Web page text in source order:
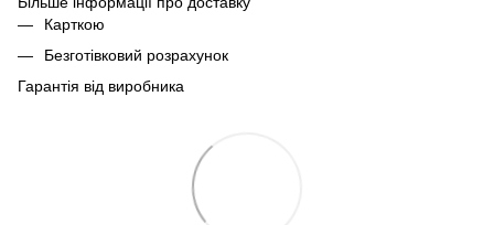
Карткою
Безготівковий розрахунок
Гарантія від виробника